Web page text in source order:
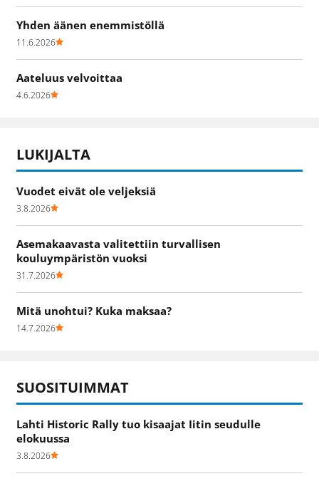
Yhden äänen enemmistöllä
11.6.2026
Aateluus velvoittaa
4.6.2026
LUKIJALTA
Vuodet eivät ole veljeksiä
3.8.2026
Asemakaavasta valitettiin turvallisen
kouluympäristön vuoksi
31.7.2026
Mitä unohtui? Kuka maksaa?
14.7.2026
SUOSITUIMMAT
Lahti Historic Rally tuo kisaajat Iitin seudulle
elokuussa
3.8.2026